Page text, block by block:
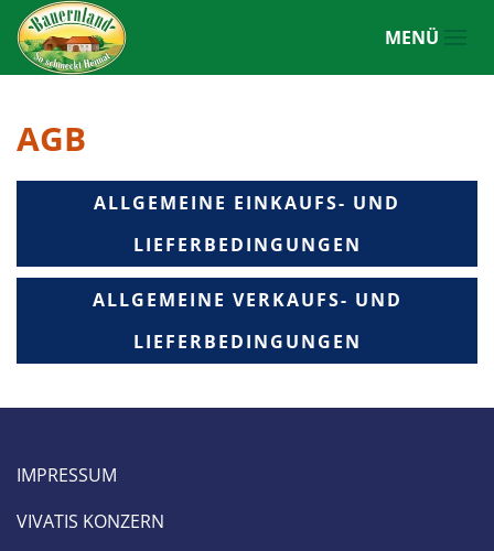
Zum Hauptinhalt springen
MENÜ
AGB
ALLGEMEINE EINKAUFS- UND
LIEFERBEDINGUNGEN
ALLGEMEINE VERKAUFS- UND
LIEFERBEDINGUNGEN
IMPRESSUM
VIVATIS KONZERN